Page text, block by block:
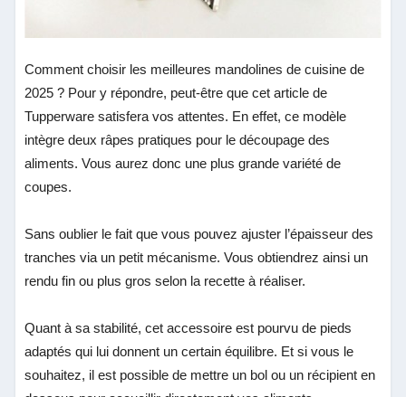
Comment choisir les meilleures mandolines de cuisine de
2025 ? Pour y répondre, peut-être que cet article de
Tupperware satisfera vos attentes. En effet, ce modèle
intègre deux râpes pratiques pour le découpage des
aliments. Vous aurez donc une plus grande variété de
coupes.
Sans oublier le fait que vous pouvez ajuster l’épaisseur des
tranches via un petit mécanisme. Vous obtiendrez ainsi un
rendu fin ou plus gros selon la recette à réaliser.
Quant à sa stabilité, cet accessoire est pourvu de pieds
adaptés qui lui donnent un certain équilibre. Et si vous le
souhaitez, il est possible de mettre un bol ou un récipient en